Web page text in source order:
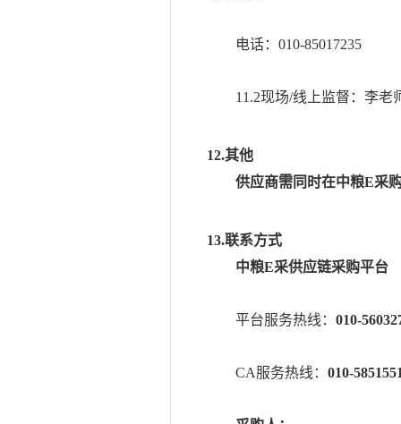
电话： 010-85017235
11.2现场/线上监督：李
12.其他
供应商需同时在中粮E采
13.联系方式
中粮E采供应链采购平台
平台服务热线： 010-
CA服务热线： 010-